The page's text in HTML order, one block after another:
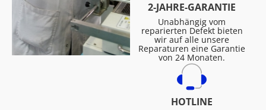
2-JAHRE-GARANTIE
Unabhängig vom
reparierten Defekt bieten
wir auf alle unsere
Reparaturen eine Garantie
von 24 Monaten.
HOTLINE